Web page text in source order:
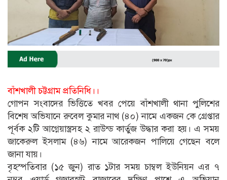
বাঁশখালী চট্টগ্রাম প্রতিনিধি।।
গোপন সংবাদের ভিত্তিতে খবর পেয়ে বাঁশখালী থানা পুলিশের
বিশেষ অভিযানে রুবেল কুমার নাথ (৪০) নামে একজন কে গ্রেপ্তার
পূর্বক ২টি আগ্নেয়াস্ত্রসহ ২ রাউন্ড কার্তুজ উদ্ধার করা হয়। এ সময়
জাকেরুল ইসলাম (৪৬) নামে আরেকজন পালিয়ে গেছেন বলে
জানা যায়।
বৃহস্পতিবার (১৫ জুন) রাত ১টার সময় চাম্বল ইউনিয়ন এর ৭